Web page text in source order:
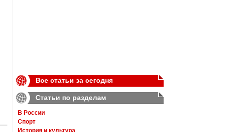
Все статьи за сегодня
Статьи по разделам
В России
Спорт
История и культура